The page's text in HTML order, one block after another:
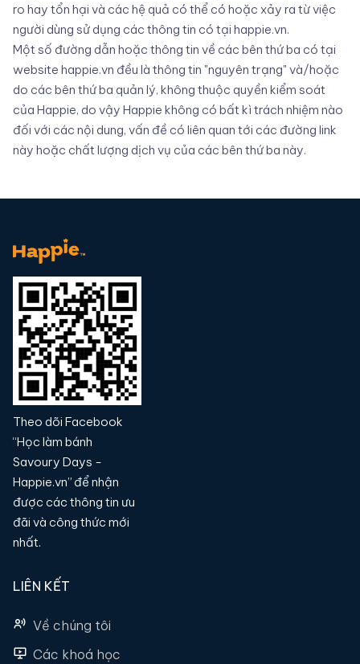
ro hay tổn hại và các hệ quả có thể có hoặc xảy ra từ việc
người dùng sử dụng các thông tin có tại happie.vn.
Một số đường dẫn hoặc thông tin về các bên thứ ba có tại
website happie.vn đều là thông tin "nguyên trạng" và/hoặc
do các bên thứ ba quản lý, không thuộc quyền kiểm soát
của Happie, do vậy Happie không có bất kì trách nhiệm nào
đối với các nội dung, vấn đề có liên quan tới các đường link
này hoặc chất lượng dịch vụ của các bên thứ ba này.
Theo dõi Facebook
“Học làm bánh
Savoury Days -
Happie.vn” để nhận
được các thông tin ưu
đãi và công thức mới
nhất.
LIÊN KẾT
Về chúng tôi
Các khoá học